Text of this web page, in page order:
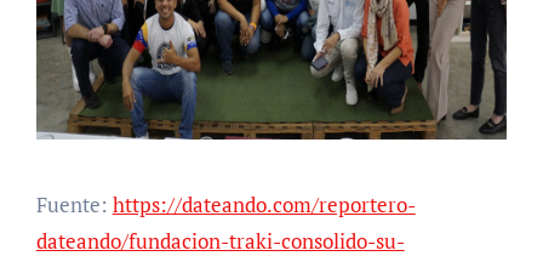
Fuente: https://dateando.com/reportero-
dateando/fundacion-traki-consolido-su-